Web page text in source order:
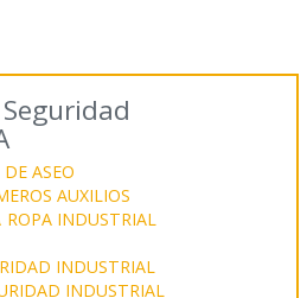
ASEO
AUXILIOS
ROPA INDUSTRIAL
INDUSTRIAL
INDUSTRIAL